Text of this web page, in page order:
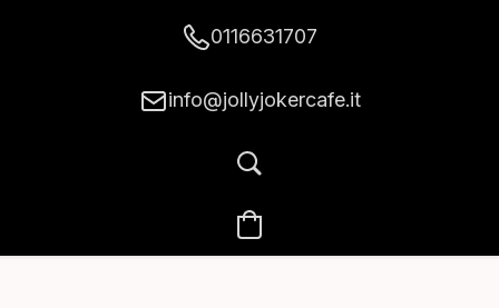
0116631707
info@jollyjokercafe.it